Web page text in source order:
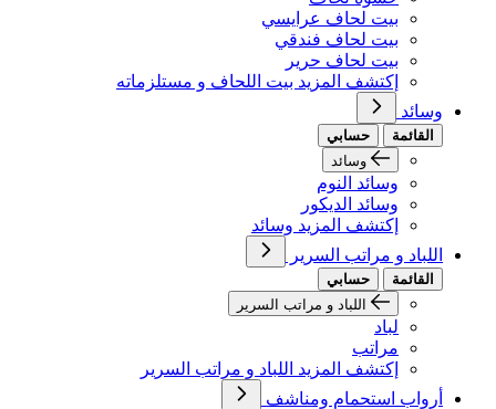
بيت لحاف عرايسي
بيت لحاف فندقي
بيت لحاف حرير
إكتشف المزيد بيت اللحاف و مستلزماته
وسائد
القائمة
حسابي
وسائد
وسائد النوم
وسائد الديكور
إكتشف المزيد وسائد
اللباد و مراتب السرير
القائمة
حسابي
اللباد و مراتب السرير
لباد
مراتب
إكتشف المزيد اللباد و مراتب السرير
أرواب استحمام ومناشف